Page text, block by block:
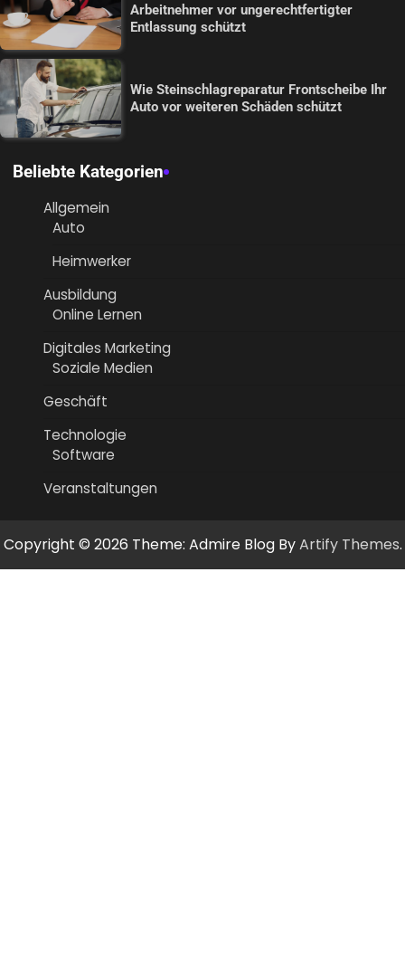
Arbeitnehmer vor ungerechtfertigter
Entlassung schützt
Wie Steinschlagreparatur Frontscheibe Ihr
Auto vor weiteren Schäden schützt
Beliebte Kategorien
Allgemein
Auto
Heimwerker
Ausbildung
Online Lernen
Digitales Marketing
Soziale Medien
Geschäft
Technologie
Software
Veranstaltungen
Copyright © 2026 Theme: Admire Blog ByArtify Themes.